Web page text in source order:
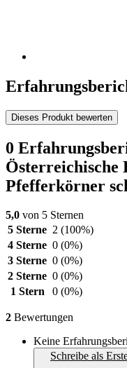
Dieses Produkt bewerten
0
Pfefferkörner
5,0 von 5 Sternen
5 Sterne 2 (100%)
4 Sterne 0 (0%)
3 Sterne 0 (0%)
2 Sterne 0 (0%)
1 Stern
0 (0%)
2 Bewertungen
Keine
Schreibe als